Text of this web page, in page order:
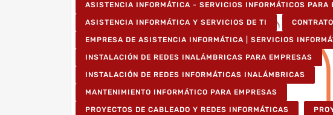
ASISTENCIA INFORMÁTICA - SERVICIOS INFORMÁTICOS PARA
ASISTENCIA INFORMÁTICA Y SERVICIOS DE TI
EMPRESA DE ASISTENCIA INFORMÁTICA | SERVICIOS
INSTALACIÓN DE REDES INALÁMBRICAS PARA EMPRESAS
INSTALACIÓN DE REDES INFORMÁTICAS INALÁMBRICAS
MANTENIMIENTO INFORMÁTICO PARA EMPRESAS
PROYECTOS DE CABLEADO Y REDES INFORMÁTICAS